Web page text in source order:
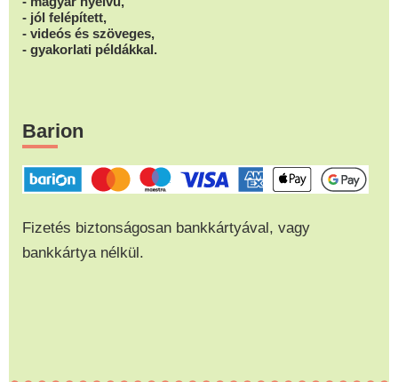
- jól felépített,
- videós és szöveges,
- gyakorlati példákkal.
Barion
Fizetés biztonságosan bankkártyával, vagy
bankkártya nélkül.